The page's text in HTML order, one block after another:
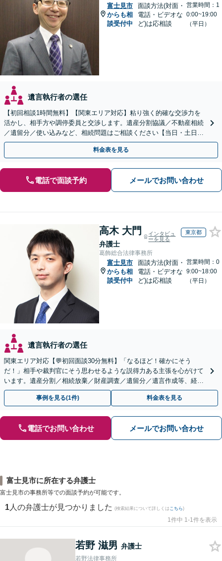
富士見市
からも相
談受付中
面談方法(対面・
電話・ビデオな
ど)は応相談
営業時間：1
0:00~19:00
（平日）
遺言執行者の選任
【初回相談1時間無料】【関東エリア対応】粘り強く的確な交渉力を
活かし、相手方や調停委員と交渉します。遺産分割協議／不動産相続
／遺留分／使い込みなど、相続問題はご相談ください【当日・土日対
応可】トラブル前の段階でも相談可。メール24時間受付
料金表を見る
電話で面談予約 メールでお問い合わせ
高木 大門
弁護士
インタビュ
ーを見る
東京都
葛飾総合法律事務所
富士見市
からも相
談受付中
面談方法(対面・
電話・ビデオな
ど)は応相談
営業時間：0
9:00~18:00
（平日）
遺言執行者の選任
関東エリア対応【💬初回面談30分無料】「なるほど！確かにそう
だ！」相手や裁判官にそう思わせるような説得力ある主張を心がけて
います。遺産分割／相続放棄／財産調査／遺留分／遺言作成等、経験
豊富な事務所。複雑な手続を代行【年間相談100件以上】
事例を見る(1件) 料金表を見る
電話でお問い合わせ メールでお問い合わせ
富士見市に所在する弁護士
富士見市の事務所等での面談予約が可能です。
1 人の弁護士が見つかりました (検索結果について詳しくは こちら)
1件中 1-1件を表示
若野 滋男 弁護士
若野法律事務所